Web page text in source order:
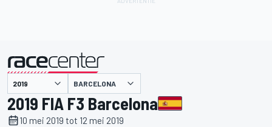
gepresenteerd door BARCELONA
2019 FIA F3 Barcelona
10 mei 2019 tot 12 mei 2019